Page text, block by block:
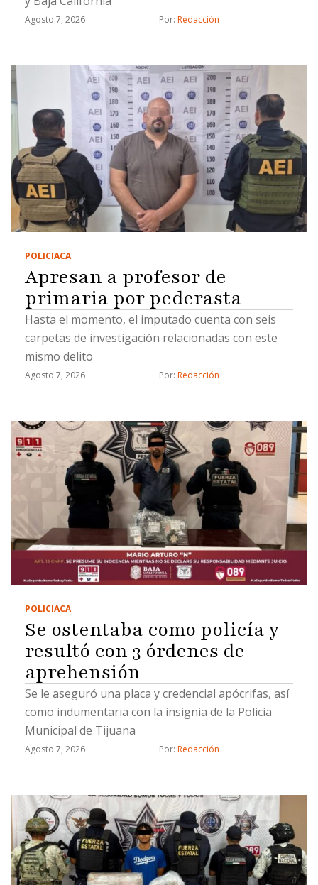
Agosto 7, 2026 Por: Redacción
POLICIACA
Apresan a profesor de
primaria por pederasta
Hasta el momento, el imputado cuenta con seis
carpetas de investigación relacionadas con este
mismo delito
Agosto 7, 2026 Por: Redacción
POLICIACA
Se ostentaba como policía y
resultó con 3 órdenes de
aprehensión
Se le aseguró una placa y credencial apócrifas, así
como indumentaria con la insignia de la Policía
Municipal de Tijuana
Agosto 7, 2026 Por: Redacción